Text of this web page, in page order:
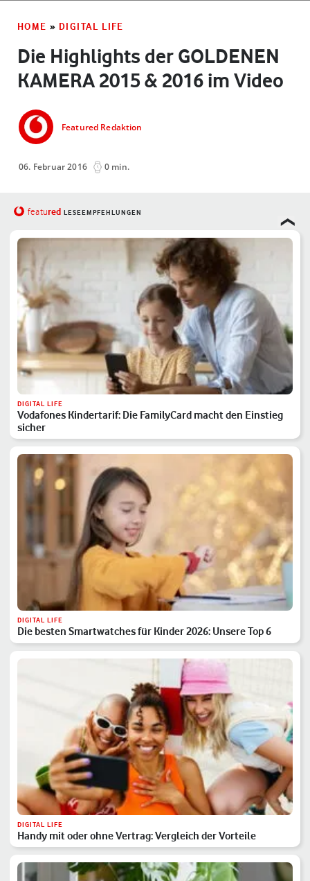
HOME » DIGITAL LIFE
Die Highlights der GOLDENEN
KAMERA 2015 & 2016 im Video
Featured Redaktion
06. Februar 2016 0 min.
featured LESEEMPFEHLUNGEN
DIGITAL LIFE
Vodafones Kindertarif: Die FamilyCard macht den Einstieg
sicher
DIGITAL LIFE
Die besten Smartwatches für Kinder 2026: Unsere Top 6
DIGITAL LIFE
Handy mit oder ohne Vertrag: Vergleich der Vorteile